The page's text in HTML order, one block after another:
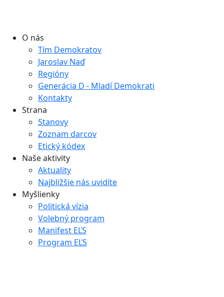
O nás
Tím Demokratov
Jaroslav Naď
Regióny
Generácia D - Mladí Demokrati
Kontakty
Strana
Stanovy
Zoznam darcov
Etický kódex
Naše aktivity
Aktuality
Najbližšie nás uvidíte
Myšlienky
Politická vízia
Volebný program
Manifest EĽS
Program EĽS